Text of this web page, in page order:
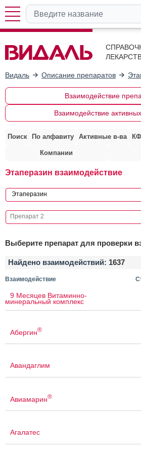
Видаль Описание препаратов
Взаимодействие
Взаимодействие
Поиск По алфавиту Активные в-ва
Компании
Этаперазин взаимодействие
Выберите препарат для проверки
Найдено взаимодействий: 1637
Взаимодействие
9 Месяцев Витаминно-
минеральный комплекс
Абергин®
Авандаглим
Авиамарин®
Агалатес